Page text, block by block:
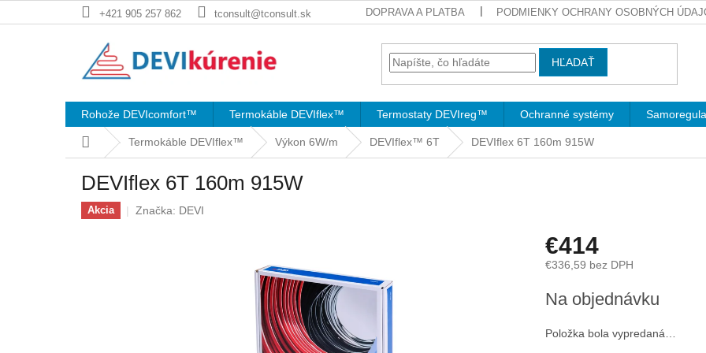
na
+421 905 257 862 tconsult@tconsult.sk DOPRAVA A PLATBA PODMIENKY OCHRANY OSOBNÝCH
HĽADAŤ
Rohože DEVIcomfort™ Termokáble DEVIflex™ Termostaty DEVIreg™ Ochranné systémy
DomovTermokáble DEVIflex™ Výkon 6W/m DEVIflex™ 6T DEVIflex 6T 160m 915W
DEVIflex 6T 160m 915W
Akcia Značka: DEVI
€414
€336,59 bez DPH
cena:
Na objednávku
Položka bola vypredaná…